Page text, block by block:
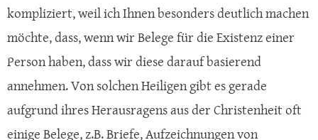
kompliziert, weil ich Ihnen besonders deutlich machen
möchte, dass, wenn wir Belege für die Existenz einer
Person haben, dass wir diese darauf basierend
annehmen. Von solchen Heiligen gibt es gerade
aufgrund ihres Herausragens aus der Christenheit oft
einige Belege, z.B. Briefe, Aufzeichnungen von